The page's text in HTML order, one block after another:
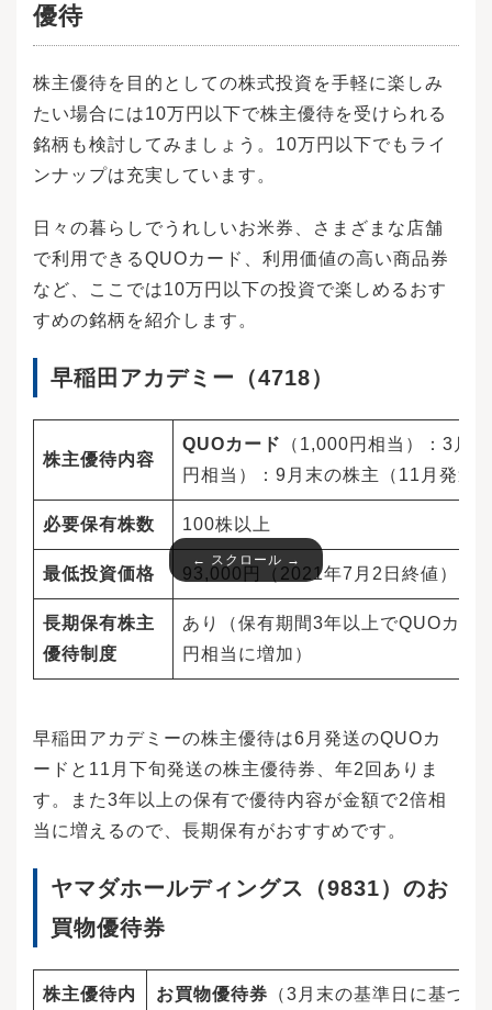
優待
株主優待を目的としての株式投資を手軽に楽しみ
たい場合には10万円以下で株主優待を受けられる
銘柄も検討してみましょう。10万円以下でもライ
ンナップは充実しています。
日々の暮らしでうれしいお米券、さまざまな店舗
で利用できるQUOカード、利用価値の高い商品券
など、ここでは10万円以下の投資で楽しめるおす
すめの銘柄を紹介します。
早稲田アカデミー（4718）
株主優待内容
QUOカード
（1,000円相当）：3月
円相当）：9月末の株主（11月発送
必要保有株数 100株以上
最低投資価格 93,000円（2021年7月2日終値）
長期保有株主
優待制度
あり（保有期間3年以上でQUOカー
円相当に増加）
早稲田アカデミーの株主優待は6月発送のQUOカ
ードと11月下旬発送の株主優待券、年2回ありま
す。また3年以上の保有で優待内容が金額で2倍相
当に増えるので、長期保有がおすすめです。
ヤマダホールディングス（9831）のお
買物優待券
株主優待内 お買物優待券 （3月末の基準日に基づ